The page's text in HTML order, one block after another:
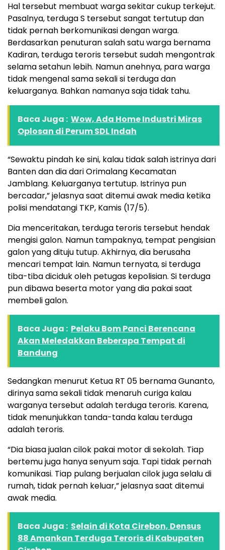
Hal tersebut membuat warga sekitar cukup terkejut.
Pasalnya, terduga S tersebut sangat tertutup dan
tidak pernah berkomunikasi dengan warga.
Berdasarkan penuturan salah satu warga bernama
Kadiran, terduga teroris tersebut sudah mengontrak
selama setahun lebih. Namun anehnya, para warga
tidak mengenal sama sekali si terduga dan
keluarganya. Bahkan namanya saja tidak tahu.
Baca Juga : Wow, Ada Home Industri Miras
Oplosan di Perum SDL Indah
“Sewaktu pindah ke sini, kalau tidak salah istrinya dari
Banten dan dia dari Orimalang Kecamatan
Jamblang. Keluarganya tertutup. Istrinya pun
bercadar,” jelasnya saat ditemui awak media ketika
polisi mendatangi TKP, Kamis (17/5).
Dia menceritakan, terduga teroris tersebut hendak
mengisi galon. Namun tampaknya, tempat pengisian
galon yang dituju tutup. Akhirnya, dia berusaha
mencari tempat lain. Namun ternyata, si terduga
tiba-tiba diciduk oleh petugas kepolisian. Si terduga
pun dibawa beserta motor yang dia pakai saat
membeli galon.
Baca Juga : Pelaku Bom Panci Berencana
Akan Meledakkan Beberapa Tempat di
Bandung
Sedangkan menurut Ketua RT 05 bernama Gunanto,
dirinya sama sekali tidak menaruh curiga kalau
warganya tersebut adalah terduga teroris. Karena,
tidak menunjukkan tanda-tanda kalau terduga
adalah teroris.
“Dia biasa jualan cilok pakai motor di sekolah. Tiap
bertemu juga hanya senyum saja. Tapi tidak pernah
komunikasi. Tiap pulang berjualan cilok juga selalu di
rumah, tidak pernah keluar,” jelasnya saat ditemui
awak media.
Baca Juga : Selain di Kota Cirebon, Densus
88 Amankan Terduga Teroris di Kabupaten